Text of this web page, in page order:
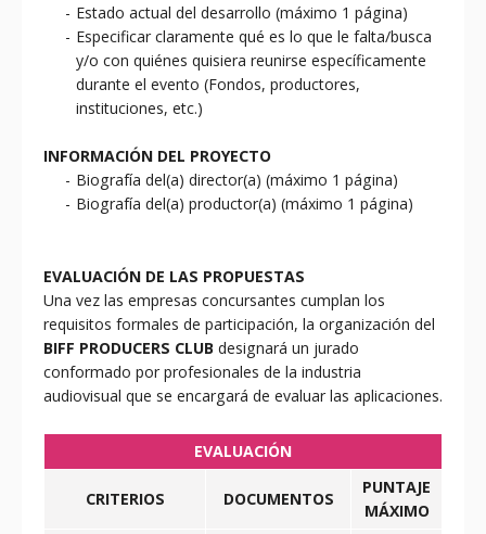
Estado actual del desarrollo (máximo 1 página)
Especificar claramente qué es lo que le falta/busca
y/o con quiénes quisiera reunirse específicamente
durante el evento (Fondos, productores,
instituciones, etc.)
INFORMACIÓN DEL PROYECTO
Biografía del(a) director(a) (máximo 1 página)
Biografía del(a) productor(a) (máximo 1 página)
EVALUACIÓN DE LAS PROPUESTAS
Una vez las empresas concursantes cumplan los
requisitos formales de participación, la organización del
BIFF PRODUCERS CLUB designará un jurado
conformado por profesionales de la industria
audiovisual que se encargará de evaluar las aplicaciones.
EVALUACIÓN
CRITERIOS DOCUMENTOS
PUNTAJE
MÁXIMO